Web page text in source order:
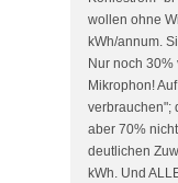
wollen ohne
kWh/annum.
Nur noch
Mikrophon!
verbrauchen";
aber 70%
deutlichen
kWh. Und